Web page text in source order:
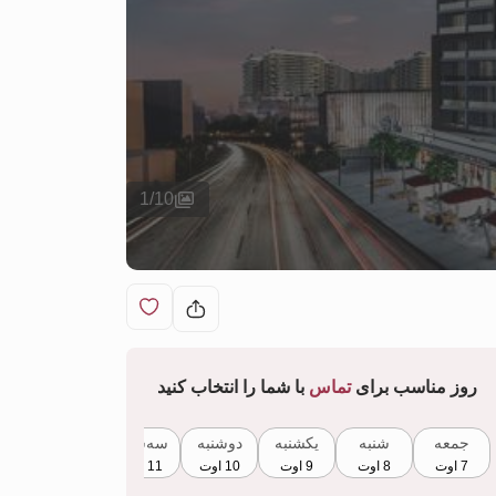
1 /10
روز مناسب برایتماس با شما را انتخاب کنید
جمعه
7 اوت
شنبه
8 اوت
یکشنبه
9 اوت
دوشنبه
10 اوت
سه‌شنبه
11 اوت